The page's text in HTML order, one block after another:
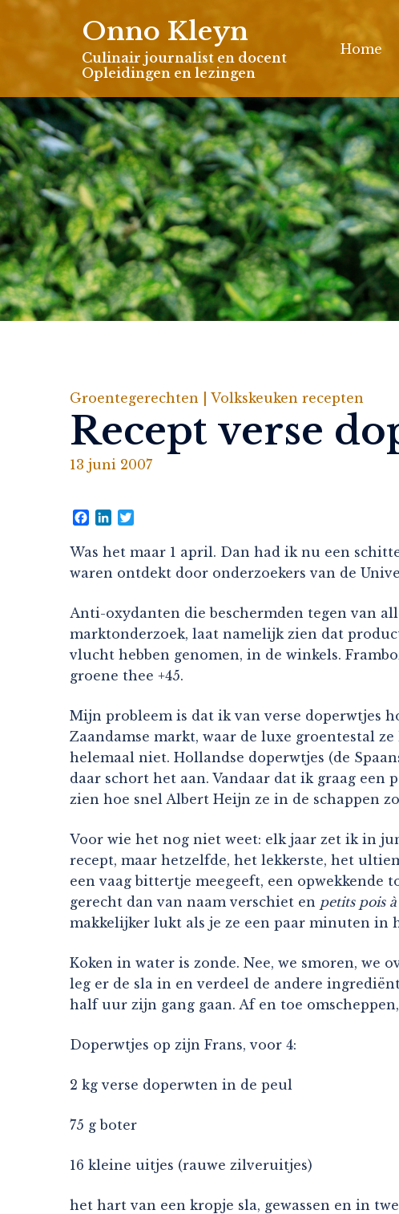
Skip
content
Onno Kleyn
Culinair journalist en docent
Opleidingen en lezingen
Home
Groentegerechten | Volkskeuken recepten
Recept verse
13 juni 2007
Facebook
LinkedIn
Was het maar 1 april. Dan had ik nu een
waren ontdekt door onderzoekers van de
Anti-oxydanten die beschermden tegen van
marktonderzoek, laat namelijk zien dat
vlucht hebben genomen, in de winkels.
groene thee +45.
Mijn probleem is dat ik van verse doperwtjes
Zaandamse markt, waar de luxe groentestal
helemaal niet. Hollandse doperwtjes (de
daar schort het aan. Vandaar dat ik graag
zien hoe snel Albert Heijn ze in de schappen
Voor wie het nog niet weet: elk jaar zet ik in
recept, maar hetzelfde, het lekkerste, het
een vaag bittertje meegeeft, een opwekkende
gerecht dan van naam verschiet en petits pois
makkelijker lukt als je ze een paar minuten in
Koken in water is zonde. Nee, we smoren, we
leg er de sla in en verdeel de andere
half uur zijn gang gaan. Af en toe
Doperwtjes op zijn Frans, voor 4:
2 kg verse doperwten in de peul
75 g boter
16 kleine uitjes (rauwe zilveruitjes)
het hart van een kropje sla, gewassen en in